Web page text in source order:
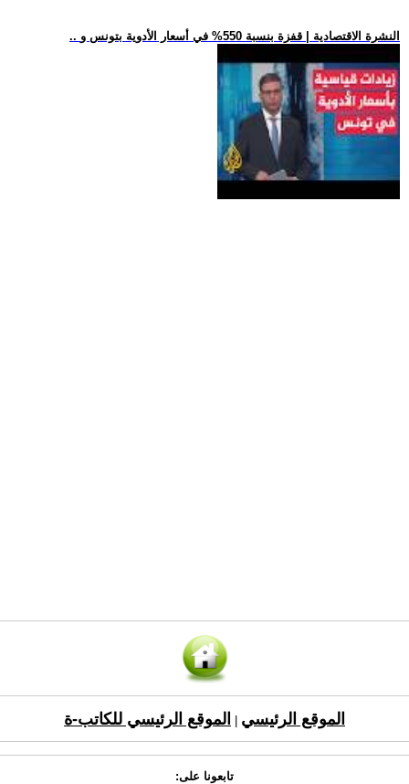
.. النشرة الاقتصادية | قفزة بنسبة 550% في أسعار الأدوية بتونس و
الموقع الرئيسي الموقع الرئيسي للكاتب-ة
تابعونا على: